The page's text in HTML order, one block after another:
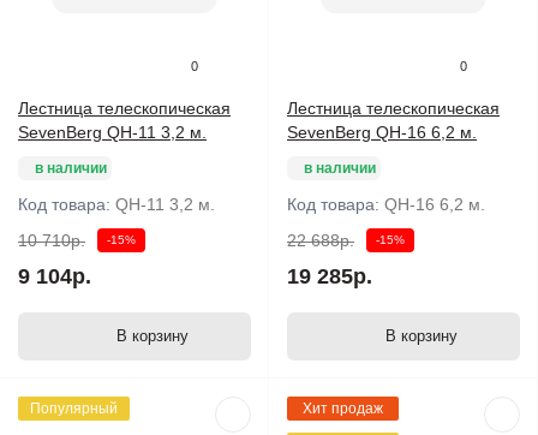
0
Лестница телескопическая
SevenBerg QH-11 3,2 м.
в наличии
Код товара: QH-11 3,2 м.
10 710р.
-15%
9 104р.
В корзину
0
Лестница телескопическая
SevenBerg QH-16 6,2 м.
в наличии
Код товара: QH-16 6,2 м.
22 688р.
-15%
19 285р.
В корзину
Популярный Хит продаж